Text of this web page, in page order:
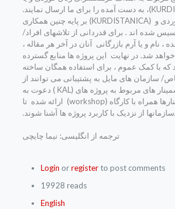
(KURDISTANICA)، به دست آمده را برای ما ارسال نمایند.
فرهنگسرای زبان کوردی و (KURDISTANICA) بر پایه چنین همکاری
شده اند . برای قدردانی از تلاشهای افراد/
، نام و یا آرم بازرگانی آنان در آخر هر مقاله ،
شد. در نهایت این پروژه ها منابع گسترده
که با کمک عموم ، برای استفاده همگان ساخته
سازمان های مایل به پشتیبانی می توانند از
نمایندگان (KAL) به سمینار های مربوط به پروژه های (KAL ) دعوت به
عمل آورند . این سمینارها همراه با کارگاه (workshop) ارائه شده تا
از نزدیک با کاربرد پروژه ها آشنا شوند.
ترجمه از انگلیسی: نیما چایچی
Login orregisterto post comments
19928 reads
English